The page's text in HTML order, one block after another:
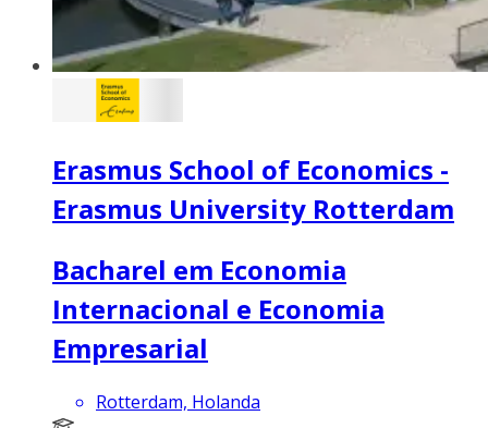
Erasmus School of Economics -
Erasmus University Rotterdam
Bacharel em Economia
Internacional e Economia
Empresarial
Rotterdam, Holanda